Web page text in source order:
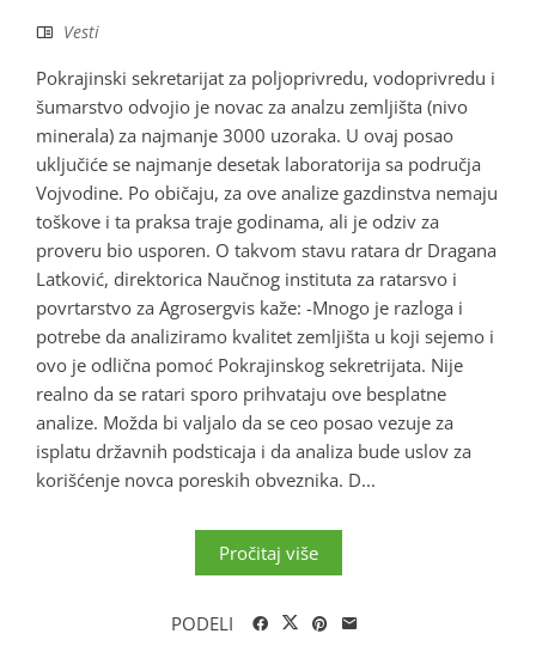
Vesti
Pokrajinski sekretarijat za poljoprivredu, vodoprivredu i
šumarstvo odvojio je novac za analzu zemljišta (nivo
minerala) za najmanje 3000 uzoraka. U ovaj posao
uključiće se najmanje desetak laboratorija sa područja
Vojvodine. Po običaju, za ove analize gazdinstva nemaju
toškove i ta praksa traje godinama, ali je odziv za
proveru bio usporen. O takvom stavu ratara dr Dragana
Latković, direktorica Naučnog instituta za ratarsvo i
povrtarstvo za Agrosergvis kaže: -Mnogo je razloga i
potrebe da analiziramo kvalitet zemljišta u koji sejemo i
ovo je odlična pomoć Pokrajinskog sekretrijata. Nije
realno da se ratari sporo prihvataju ove besplatne
analize. Možda bi valjalo da se ceo posao vezuje za
isplatu državnih podsticaja i da analiza bude uslov za
korišćenje novca poreskih obveznika. D...
Pročitaj više
PODELI